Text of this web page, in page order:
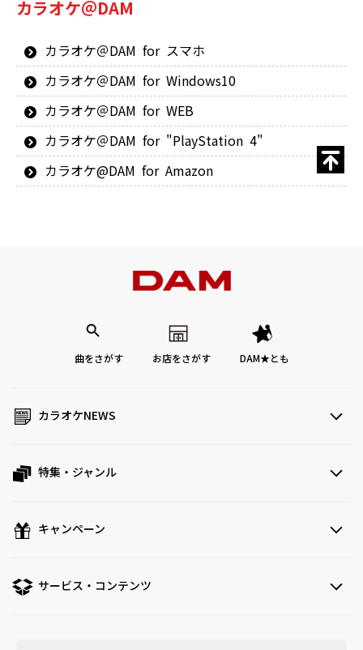
カラオケ＠DAM
カラオケ＠DAM for スマホ
カラオケ＠DAM for Windows10
カラオケ＠DAM for WEB
カラオケ＠DAM for "PlayStation 4"
カラオケ@DAM for Amazon
曲をさがす お店をさがす DAM★とも
カラオケNEWS
特集・ジャンル
キャンペーン
サービス・コンテンツ